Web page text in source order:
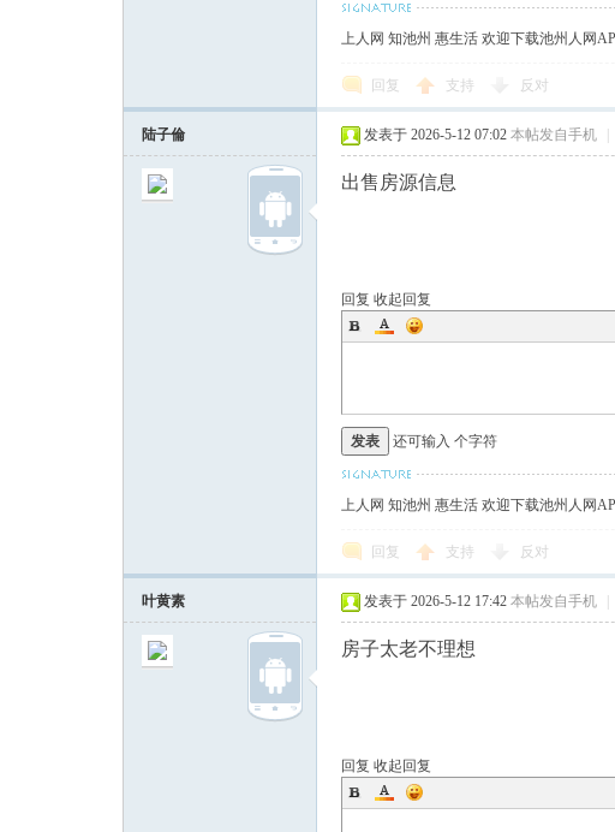
上人网 知池州 惠生活 欢迎下载池州人网
回复 支持 反对
陆子倫 发表于 2026-5-12 07:02 本帖发自手机
出售房源信息
回复 收起回复
发表 还可输入 个字符
上人网 知池州 惠生活 欢迎下载池州人网
回复 支持 反对
叶黄素 发表于 2026-5-12 17:42 本帖发自手机
房子太老不理想
回复 收起回复